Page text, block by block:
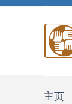
主页